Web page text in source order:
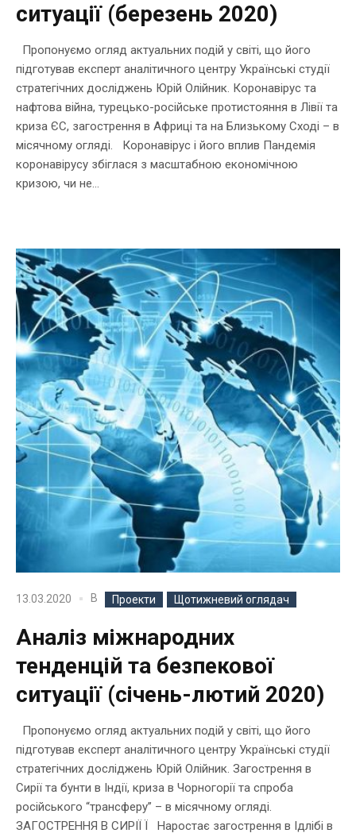
ситуації (березень 2020)
Пропонуємо огляд актуальних подій у світі, що його
підготував експерт аналітичного центру Українські студії
стратегічних досліджень Юрій Олійник. Коронавірус та
нафтова війна, турецько-російське протистояння в Лівії та
криза ЄС, загострення в Африці та на Близькому Сході – в
місячному огляді. Коронавірус і його вплив Пандемія
коронавірусу збіглася з масштабною економічною
кризою, чи не...
13.03.2020 В Проекти Щотижневий оглядач
Аналіз міжнародних
тенденцій та безпекової
ситуації (cічень-лютий 2020)
Пропонуємо огляд актуальних подій у світі, що його
підготував експерт аналітичного центру Українські студії
стратегічних досліджень Юрій Олійник. Загострення в
Сирії та бунти в Індії, криза в Чорногорії та спроба
російського “трансферу” – в місячному огляді.
ЗАГОСТРЕННЯ В СИРІЇ Ї Наростає загострення в Ідлібі в